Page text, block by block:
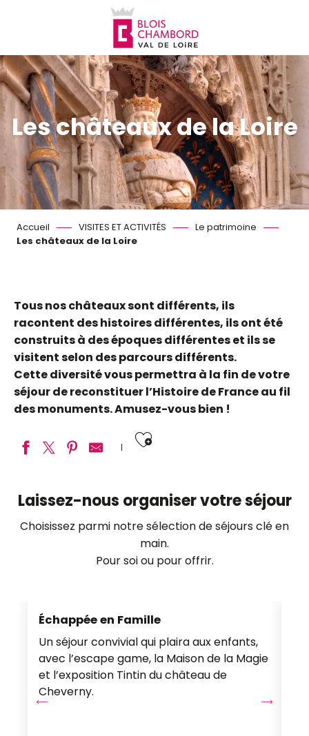
principal
Les châteaux de la Loire
Accueil VISITES ET ACTIVITÉS
Le patrimoine
Les châteaux de la Loire
Tous nos châteaux sont différents, ils
racontent des histoires différentes, ils ont été
construits à des époques différentes et ils se
visitent selon des parcours différents.
Cette diversité vous permettra à la fin de votre
séjour de reconstituer l’Histoire de France au fil
des monuments. Amusez-vous bien !
Ajouter aux
Château Royal de Blois
Château du Clos Lucé – Parc Leonardo da Vinci
Domaine Régional de Chaumont-sur-Loire
Château de Villesavin
Château de Fougères-sur-Bièvre
Domaine royal de Château-Gaillard
Domaine national de Chambord
Château de Talcy
Château de Beaugency - Château de Lumières
Laissez-nous organiser votre séjour
Choisissez parmi notre sélection de séjours clé en
main.
Pour soi ou pour offrir.
Échappée en Famille
Un séjour convivial qui plaira aux enfants,
avec l’escape game, la Maison de la Magie
et l’exposition Tintin du château de
Cheverny.